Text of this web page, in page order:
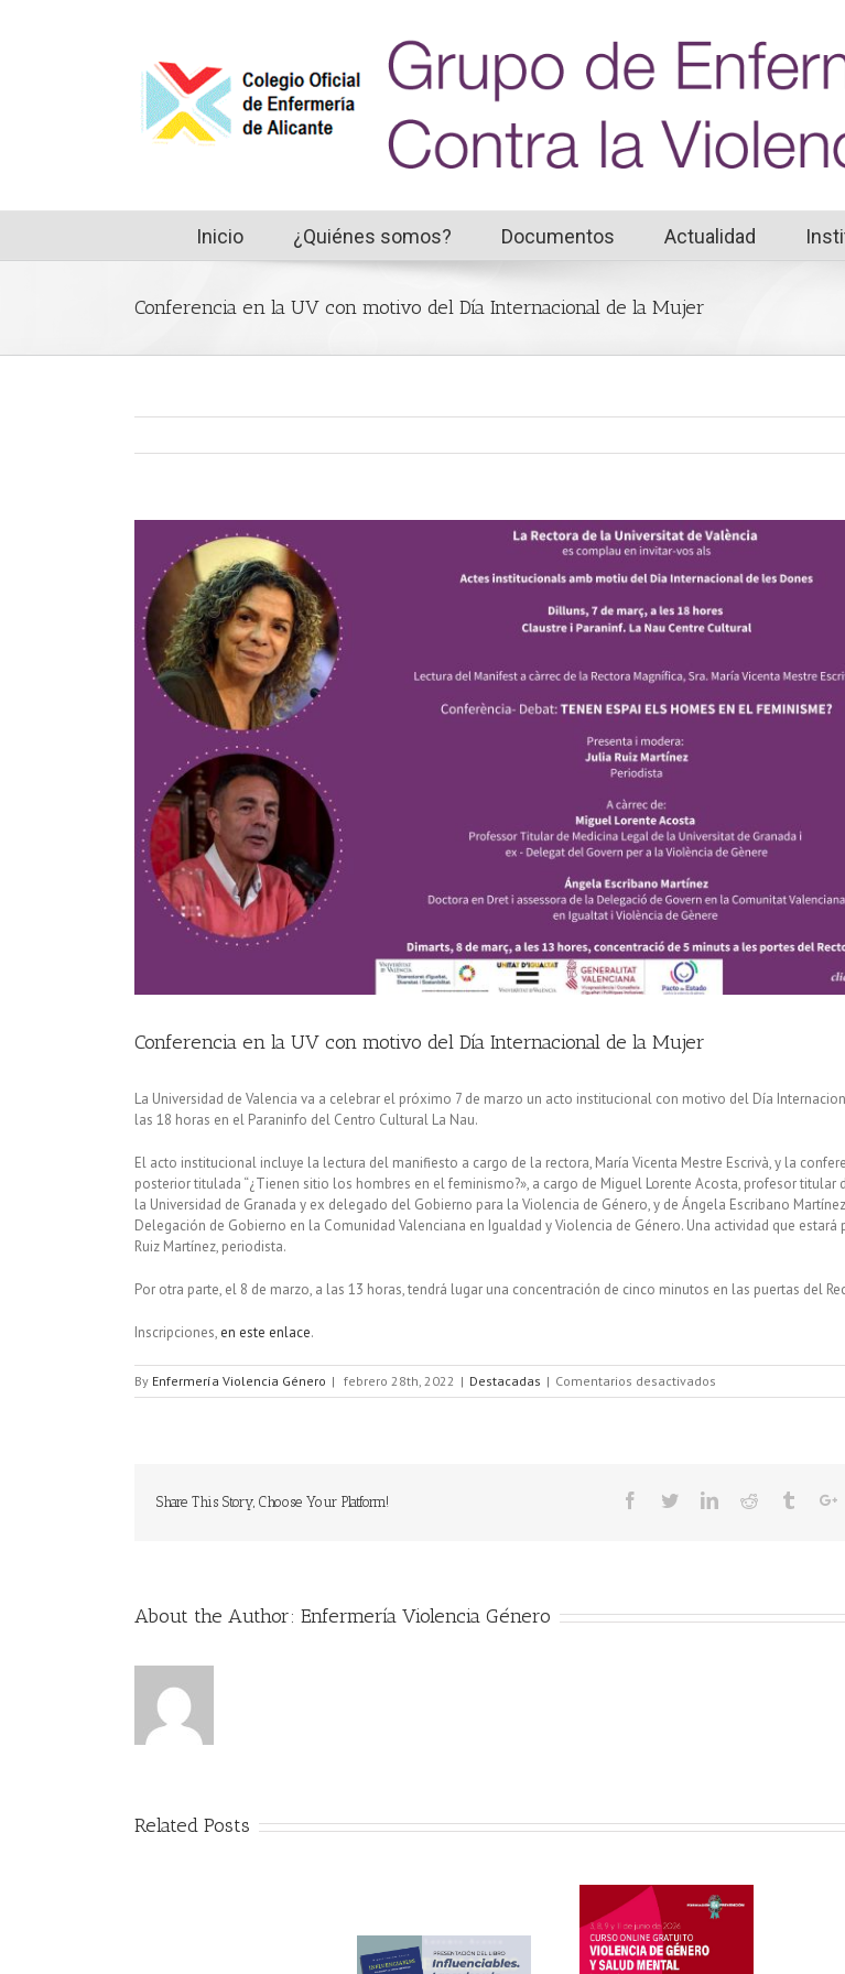
Inicio ¿Quiénes somos? Documentos Actualidad
Conferencia en la UV con motivo del Día Internacional de la Mujer
Conferencia en la UV con motivo del Día Internacional de la Mujer
La Universidad de Valencia va a celebrar el próximo 7 de marzo un acto institucional con motivo del Día
las 18 horas en el Paraninfo del Centro Cultural La Nau.
El acto institucional incluye la lectura del manifiesto a cargo de la rectora, María Vicenta Mestre Escrivà, y la
posterior titulada “¿Tienen sitio los hombres en el feminismo?», a cargo de Miguel Lorente Acosta, profesor titular
la Universidad de Granada y ex delegado del Gobierno para la Violencia de Género, y de Ángela Escribano
Delegación de Gobierno en la Comunidad Valenciana en Igualdad y Violencia de Género. Una actividad que estará
Ruiz Martínez, periodista.
Por otra parte, el 8 de marzo, a las 13 horas, tendrá lugar una concentración de cinco minutos en las puertas del
Inscripciones, en este enlace.
By Enfermería Violencia Género | febrero 28th, 2022 | Destacadas | Comentarios desactivados
Share This Story, Choose Your Platform!
About the Author: Enfermería Violencia Género
Related Posts